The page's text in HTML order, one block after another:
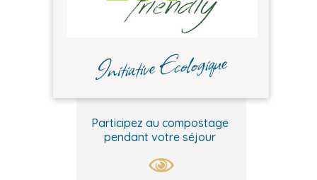
Initiative Ecologique
Participez au compostage
pendant votre séjour